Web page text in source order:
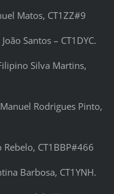
Matos, CT1ZZ#9
Santos – CT1DYC.
Silva Martins,
Rodrigues Pinto,
CT1BBP#466
Barbosa, CT1YNH.